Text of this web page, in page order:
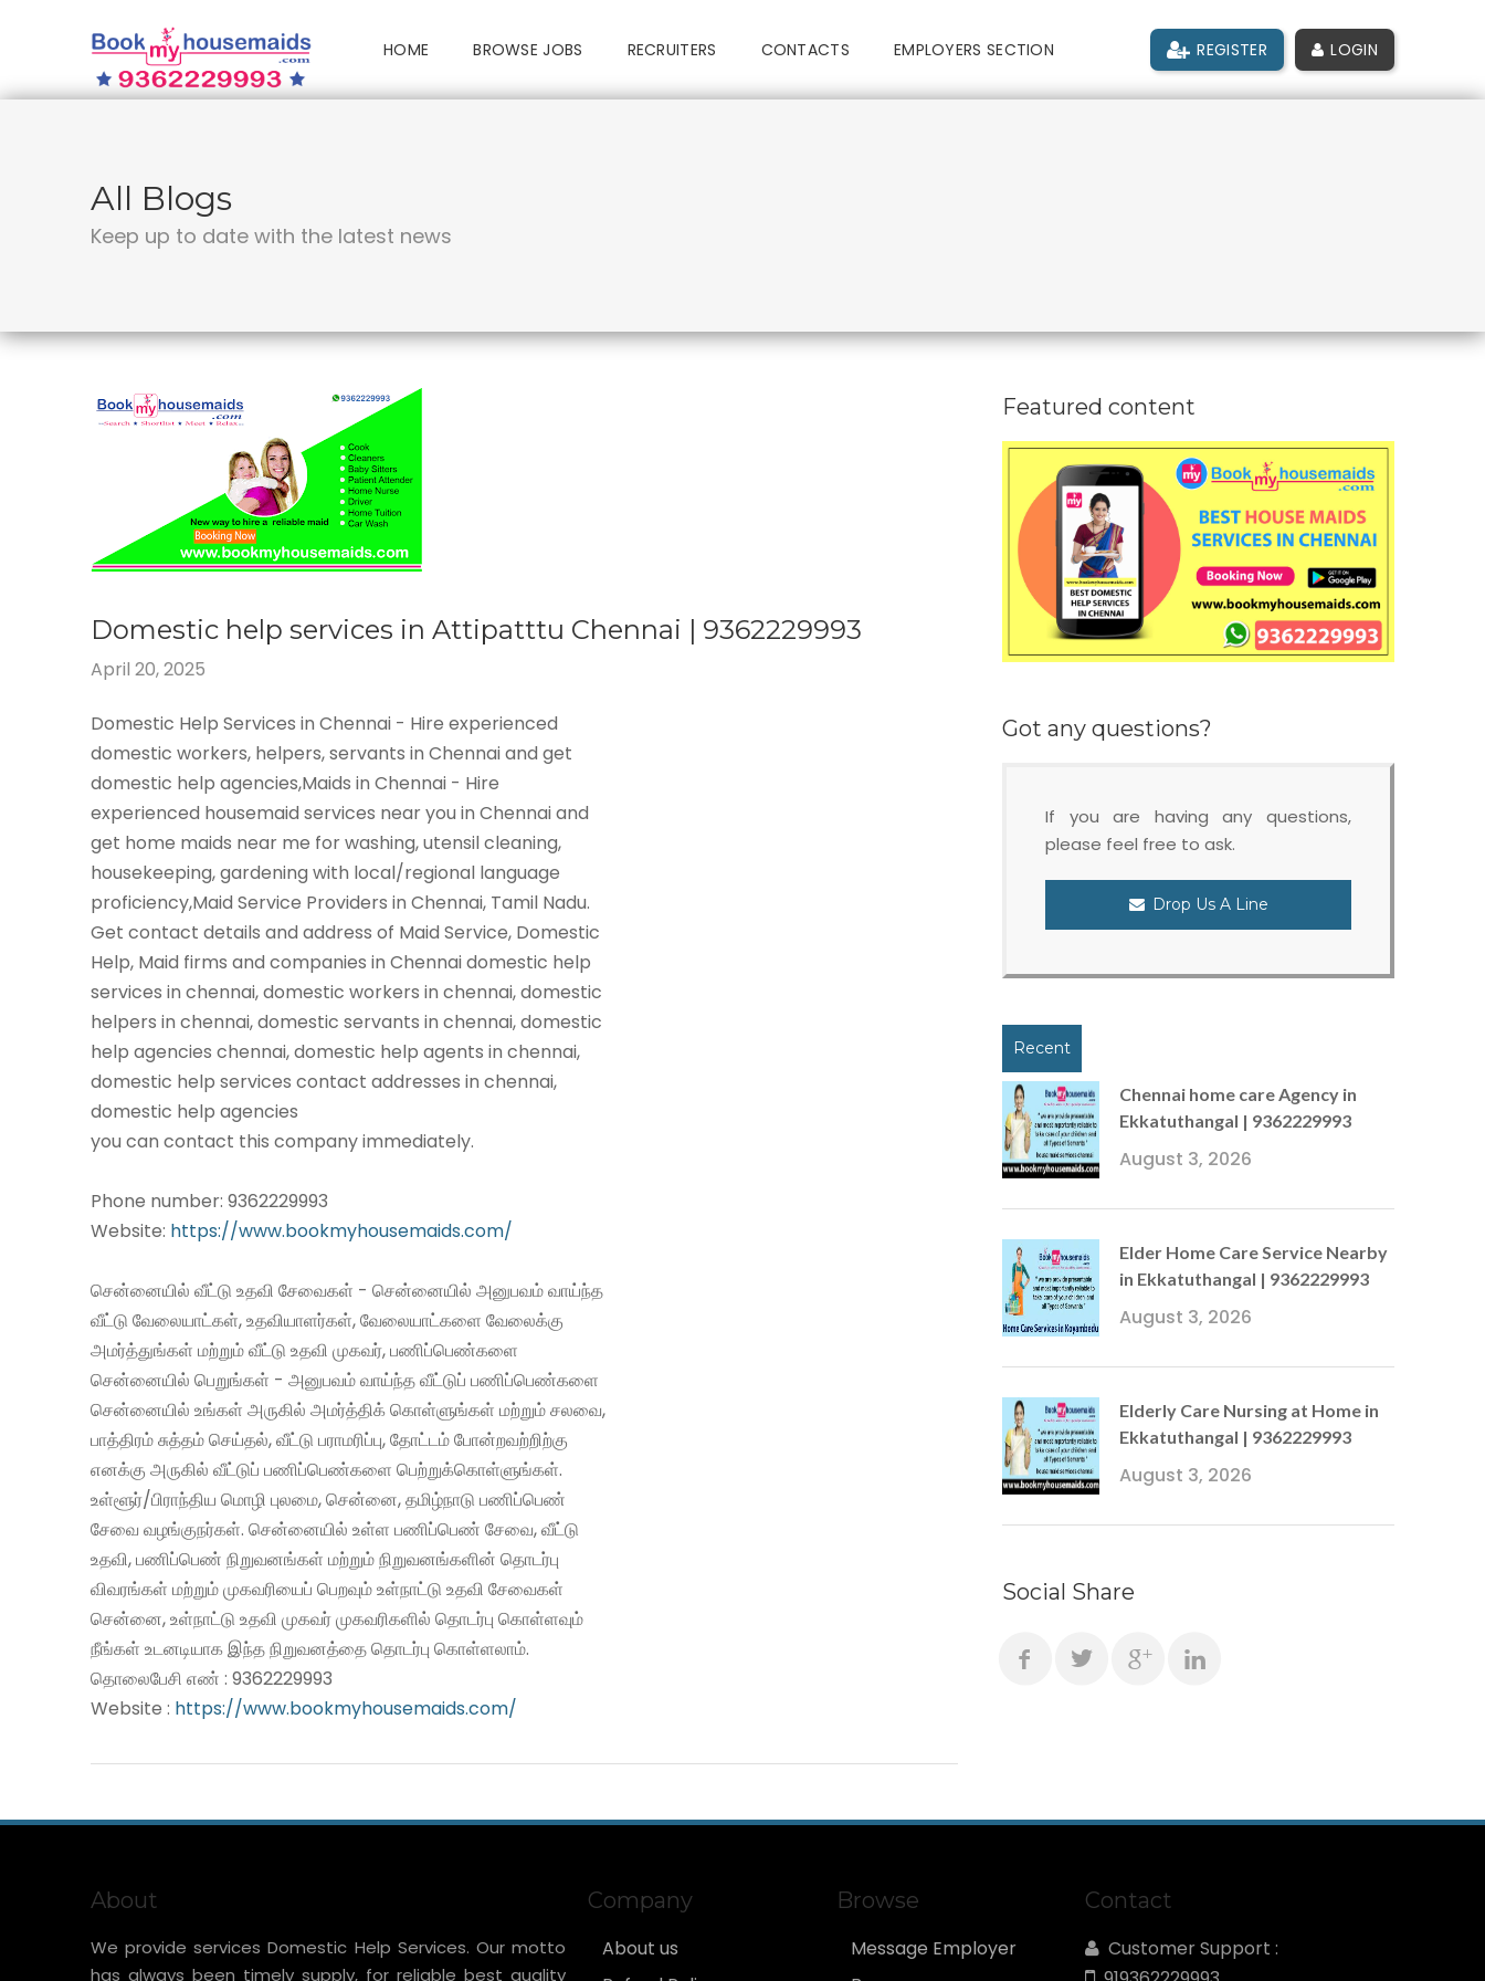
HOME BROWSE JOBS RECRUITERS CONTACTS EMPLOYERS SECTION REGISTER LOGIN
All Blogs
Keep up to date with the latest news
Domestic help services in Attipatttu Chennai | 9362229993
April 20, 2025
Domestic Help Services in Chennai - Hire experienced
domestic workers, helpers, servants in Chennai and get
domestic help agencies,Maids in Chennai - Hire
experienced housemaid services near you in Chennai and
get home maids near me for washing, utensil cleaning,
housekeeping, gardening with local/regional language
proficiency,Maid Service Providers in Chennai, Tamil Nadu.
Get contact details and address of Maid Service, Domestic
Help, Maid firms and companies in Chennai domestic help
services in chennai, domestic workers in chennai, domestic
helpers in chennai, domestic servants in chennai, domestic
help agencies chennai, domestic help agents in chennai,
domestic help services contact addresses in chennai,
domestic help agencies
you can contact this company immediately.
Phone number: 9362229993
Website: https://www.bookmyhousemaids.com/
சென்னையில் வீட்டு உதவி சேவைகள் - சென்னையில் அனுபவம் வாய்ந்த
வீட்டு வேலையாட்கள், உதவியாளர்கள், வேலையாட்களை வேலைக்கு
அமர்த்துங்கள் மற்றும் வீட்டு உதவி முகவர், பணிப்பெண்களை
சென்னையில் பெறுங்கள் - அனுபவம் வாய்ந்த வீட்டுப் பணிப்பெண்களை
சென்னையில் உங்கள் அருகில் அமர்த்திக் கொள்ளுங்கள் மற்றும் சலவை,
பாத்திரம் சுத்தம் செய்தல், வீட்டு பராமரிப்பு, தோட்டம் போன்றவற்றிற்கு
எனக்கு அருகில் வீட்டுப் பணிப்பெண்களை பெற்றுக்கொள்ளுங்கள்.
உள்ளூர்/பிராந்திய மொழி புலமை, சென்னை, தமிழ்நாடு பணிப்பெண்
சேவை வழங்குநர்கள். சென்னையில் உள்ள பணிப்பெண் சேவை, வீட்டு
உதவி, பணிப்பெண் நிறுவனங்கள் மற்றும் நிறுவனங்களின் தொடர்பு
விவரங்கள் மற்றும் முகவரியைப் பெறவும் உள்நாட்டு உதவி சேவைகள்
சென்னை, உள்நாட்டு உதவி முகவர் முகவரிகளில் தொடர்பு கொள்ளவும்
நீங்கள் உடனடியாக இந்த நிறுவனத்தை தொடர்பு கொள்ளலாம்.
தொலைபேசி எண் : 9362229993
Website : https://www.bookmyhousemaids.com/
Featured content
Got any questions?
If you are having any questions,
please feel free to ask.
Drop Us A Line
Recent
Chennai home care Agency in
Ekkatuthangal | 9362229993
August 3, 2026
Elder Home Care Service Nearby
in Ekkatuthangal | 9362229993
August 3, 2026
Elderly Care Nursing at Home in
Ekkatuthangal | 9362229993
August 3, 2026
Social Share
About
We provide services Domestic Help Services. Our motto
has always been timely supply, for reliable best quality
Company
About us
Browse
Message Employer
Contact
Customer Support :